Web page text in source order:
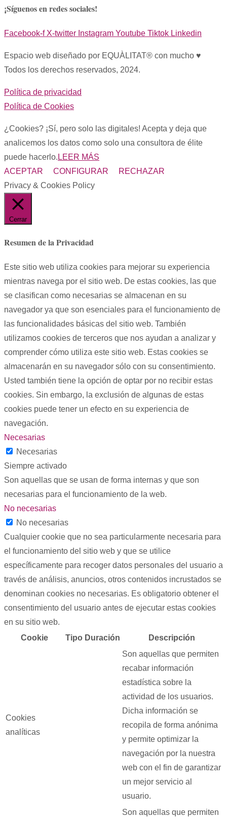
¡Síguenos en redes sociales!
Facebook-f X-twitter Instagram Youtube Tiktok Linkedin
Espacio web diseñado por EQUÀLITAT® con mucho ♥︎
Todos los derechos reservados, 2024.
Política de privacidad
Política de Cookies
¿Cookies? ¡Sí, pero solo las digitales! Acepta y deja que
analicemos los datos como solo una consultora de élite
puede hacerlo. LEER MÁS
ACEPTAR
CONFIGURAR
RECHAZAR
Privacy & Cookies Policy
Cerrar
Resumen de la Privacidad
Este sitio web utiliza cookies para mejorar su experiencia
mientras navega por el sitio web. De estas cookies, las que
se clasifican como necesarias se almacenan en su
navegador ya que son esenciales para el funcionamiento de
las funcionalidades básicas del sitio web. También
utilizamos cookies de terceros que nos ayudan a analizar y
comprender cómo utiliza este sitio web. Estas cookies se
almacenarán en su navegador sólo con su consentimiento.
Usted también tiene la opción de optar por no recibir estas
cookies. Sin embargo, la exclusión de algunas de estas
cookies puede tener un efecto en su experiencia de
navegación.
Necesarias
Necesarias
Siempre activado
Son aquellas que se usan de forma internas y que son
necesarias para el funcionamiento de la web.
No necesarias
No necesarias
Cualquier cookie que no sea particularmente necesaria para
el funcionamiento del sitio web y que se utilice
específicamente para recoger datos personales del usuario a
través de análisis, anuncios, otros contenidos incrustados se
denominan cookies no necesarias. Es obligatorio obtener el
consentimiento del usuario antes de ejecutar estas cookies
en su sitio web.
Cookie
Tipo Duración Descripción
Cookies
analíticas
Son aquellas que permiten
recabar información
estadística sobre la
actividad de los usuarios.
Dicha información se
recopila de forma anónima
y permite optimizar la
navegación por la nuestra
web con el fin de garantizar
un mejor servicio al
usuario.
Son aquellas que permiten